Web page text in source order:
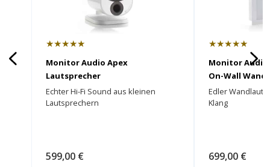
★★★★★
Monitor Audio Apex
Lautsprecher
Echter Hi-Fi Sound aus kleinen
Lautsprechern
599,00 €
★★★★★
Monitor Audio
On-Wall
Edler
Klang
699,00 €